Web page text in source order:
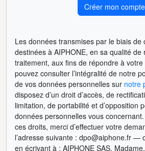
Créer mon compte
Les données transmises par le biais de
destinées à AIPHONE, en sa qualité de
traitement, aux fins de répondre à
pouvez consulter l’intégralité de notre
de vos données personnelles sur notre
disposez d’un droit d’accès, de
limitation, de portabilité et d’opposition
données personnelles vous
ces droits, merci d’effectuer votre
l’adresse suivante : dpo@aiphone.fr —
en écrivant à : AIPHONE SAS,